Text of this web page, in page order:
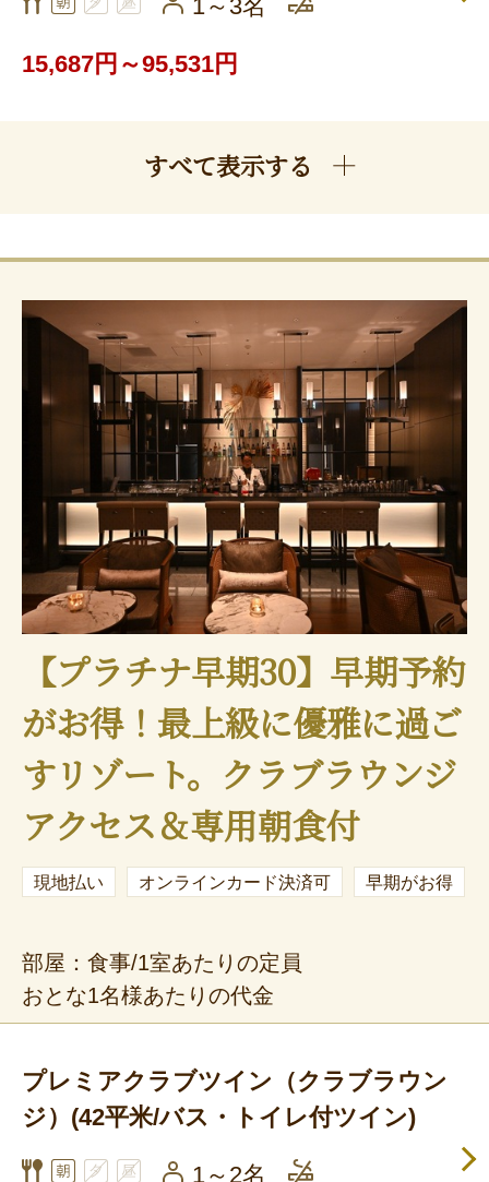
1～3名
15,687円～95,531円
すべて表示する
【プラチナ早期30】早期予約
がお得！最上級に優雅に過ご
すリゾート。クラブラウンジ
アクセス＆専用朝食付
現地払い オンラインカード決済可 早期がお得
部屋：食事/1室あたりの定員
おとな1名様あたりの代金
プレミアクラブツイン（クラブラウン
ジ）(42平米/バス・トイレ付ツイン)
1～2名